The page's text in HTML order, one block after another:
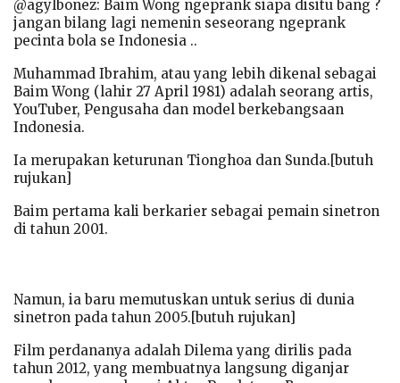
@agylbonez: Baim Wong ngeprank siapa disitu bang ?
jangan bilang lagi nemenin seseorang ngeprank
pecinta bola se Indonesia ..
Muhammad Ibrahim, atau yang lebih dikenal sebagai
Baim Wong (lahir 27 April 1981) adalah seorang artis,
YouTuber, Pengusaha dan model berkebangsaan
Indonesia.
Ia merupakan keturunan Tionghoa dan Sunda.[butuh
rujukan]
Baim pertama kali berkarier sebagai pemain sinetron
di tahun 2001.
Namun, ia baru memutuskan untuk serius di dunia
sinetron pada tahun 2005.[butuh rujukan]
Film perdananya adalah Dilema yang dirilis pada
tahun 2012, yang membuatnya langsung diganjar